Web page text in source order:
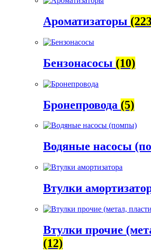
Ароматизаторы
Бензонасосы (10)
Бронепровода (5)
Водяные насосы
Втулки
Втулки прочие
(12)